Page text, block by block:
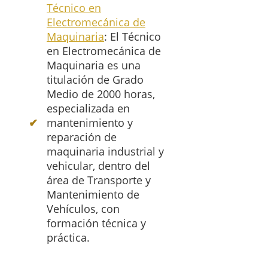
Técnico en
Electromecánica de
Maquinaria: El Técnico
en Electromecánica de
Maquinaria es una
titulación de Grado
Medio de 2000 horas,
especializada en
mantenimiento y
reparación de
maquinaria industrial y
vehicular, dentro del
área de Transporte y
Mantenimiento de
Vehículos, con
formación técnica y
práctica.